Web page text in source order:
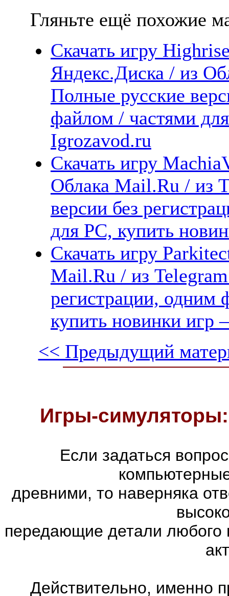
Гляньте ещё похожие
Скачать игру
Яндекс.Диска / из
Полные русские
файлом / частями
Igrozavod.ru
Скачать игру
Облака Mail.Ru / из
версии без
для PC, купить
Скачать игру
Mail.Ru / из
регистрации, одним
купить новинки
<< Предыдущий
Игры-
Если задаться
древними, то наверняка
передающие детали любого
Действительно, именно